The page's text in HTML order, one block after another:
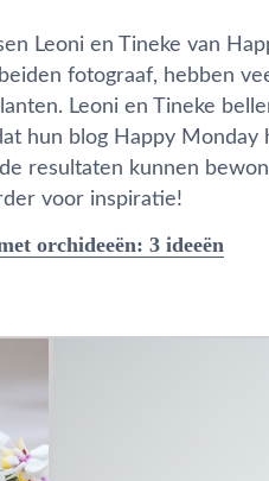
Leoni en Tineke van
fotograaf, hebben
Leoni en Tineke
hun blog Happy Monday
resultaten kunnen
voor inspiratie!
orchideeën: 3 ideeën